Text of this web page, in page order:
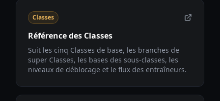
Classes
Référence des Classes
Suit les cinq Classes de base, les branches de
super Classes, les bases des sous-classes, les
niveaux de déblocage et le flux des entraîneurs.